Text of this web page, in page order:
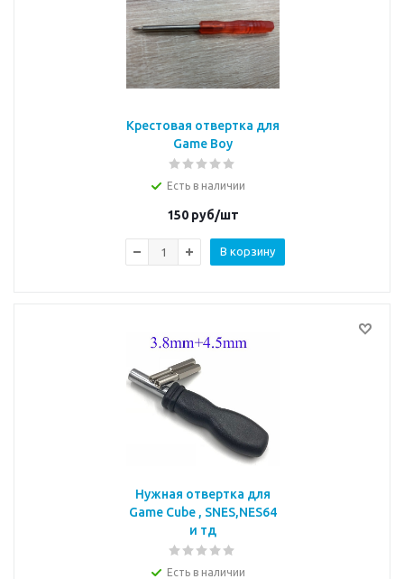
Крестовая отвертка для
Game Boy
Есть в наличии
150руб/шт
В корзину
Нужная отвертка для
Game Cube , SNES,NES64
и тд
Есть в наличии